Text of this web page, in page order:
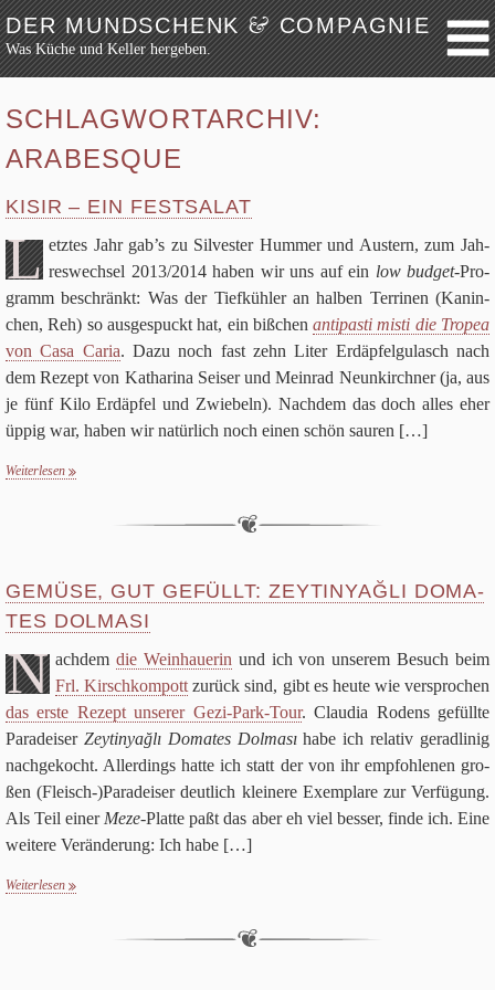
DER MUNDSCHENK&COMPAGNIE
Was Küche und Keller hergeben.
Weiter zum Inhalt
Festmahl
Küche
Keller
Markttag
Hortikultur
Werkzeug
Bibliothek
Schaustücke
Potpourri
Rezepte
SCHLAGWORTARCHIV:
ARABESQUE
KISIR – EIN FESTSALAT
L etz­tes Jahr gab’s zu Sil­ve­ster Hum­mer und Austern, zum Jah­
res­wech­sel 2013/2014haben wir uns auf ein low bud­get-Pro­
gramm beschränkt: Was der Tief­küh­ler an hal­ben Ter­ri­nen (Kanin­
chen, Reh) so aus­ge­spuckt hat, ein biß­chenanti­pa­sti misti die Tro­pea
von Casa Caria. Dazu noch fast zehn Liter Erd­äp­fel­gu­lasch nach
dem Rezept von Katha­rina Sei­ser und Mein­rad Neun­kirch­ner (ja, aus
je fünf Kilo Erd­äp­fel und Zwie­beln). Nach­dem das doch alles eher
üppig war, haben wir natür­lich noch einen schön sau­ren […]
Weiterlesen
GEMÜSE, GUT GEFÜLLT: ZEY­TI­NYAĞLI DOMA­
TES DOLMASI
N ach­dem die Wein­haue­rin und ich von unse­rem Besuch beim
Frl. Kirsch­kom­pott zurück sind, gibt es heute wie ver­spro­chen
das erste Rezept unse­rer Gezi-Park-Tour. Clau­dia Rodens gefüllte
Para­dei­ser Zey­ti­nyağlı Doma­tes Dol­masıhabe ich rela­tiv gerad­li­nig
nach­ge­kocht. Aller­dings hatte ich statt der von ihr emp­foh­le­nen gro­
ßen (Fleisch-)Paradeiser deut­lich klei­nere Exem­plare zur Ver­fü­gung.
Als Teil einer Meze-Platte paßt das aber eh viel bes­ser, finde ich. Eine
wei­tere Ver­än­de­rung: Ich habe […]
Weiterlesen